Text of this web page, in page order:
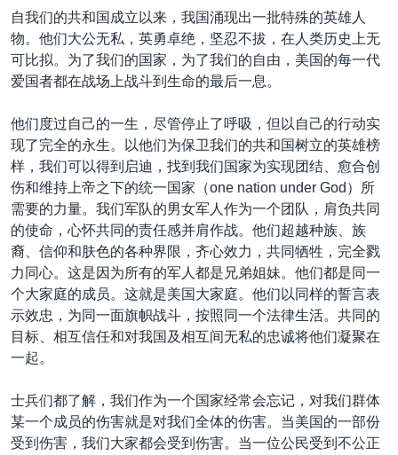
自我们的共和国成立以来，我国涌现出一批特殊的英雄人
物。他们大公无私，英勇卓绝，坚忍不拔，在人类历史上无
可比拟。为了我们的国家，为了我们的自由，美国的每一代
爱国者都在战场上战斗到生命的最后一息。
他们度过自己的一生，尽管停止了呼吸，但以自己的行动实
现了完全的永生。以他们为保卫我们的共和国树立的英雄榜
样，我们可以得到启迪，找到我们国家为实现团结、愈合创
伤和维持上帝之下的统一国家（one nation under God）所
需要的力量。我们军队的男女军人作为一个团队，肩负共同
的使命，心怀共同的责任感并肩作战。他们超越种族、族
裔、信仰和肤色的各种界限，齐心效力，共同牺牲，完全戮
力同心。这是因为所有的军人都是兄弟姐妹。他们都是同一
个大家庭的成员。这就是美国大家庭。他们以同样的誓言表
示效忠，为同一面旗帜战斗，按照同一个法律生活。共同的
目标、相互信任和对我国及相互间无私的忠诚将他们凝聚在
一起。
士兵们都了解，我们作为一个国家经常会忘记，对我们群体
某一个成员的伤害就是对我们全体的伤害。当美国的一部份
受到伤害，我们大家都会受到伤害。当一位公民受到不公正